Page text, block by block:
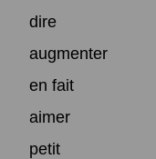
dire
augmenter
en fait
aimer
petit